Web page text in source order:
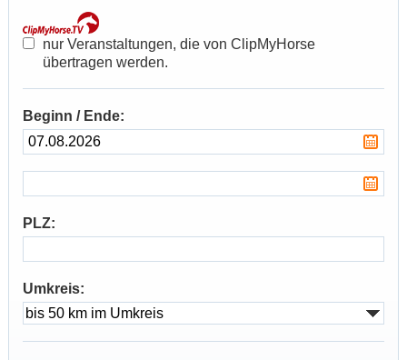
nur Veranstaltungen, die von ClipMyHorse
übertragen werden.
Beginn / Ende:
PLZ:
Umkreis: